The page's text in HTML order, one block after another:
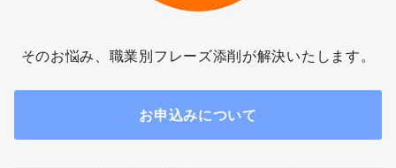
必要なコイン数
利用条件
そのお悩み、職業別フレーズ添削が解決いたします。
お申込みについて